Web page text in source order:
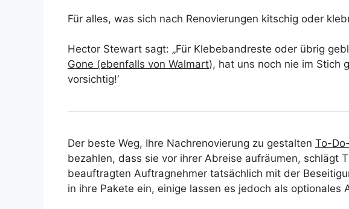
Für alles, was sich nach Renovierungen kitschig oder
Hector Stewart sagt: „Für Klebebandreste oder übrig
Gone (ebenfalls von Walmart), hat uns noch nie im Stich
vorsichtig!‘
Der beste Weg, Ihre Nachrenovierung zu gestalten To-
bezahlen, dass sie vor ihrer Abreise aufräumen, schlägt
beauftragten Auftragnehmer tatsächlich mit der
in ihre Pakete ein, einige lassen es jedoch als